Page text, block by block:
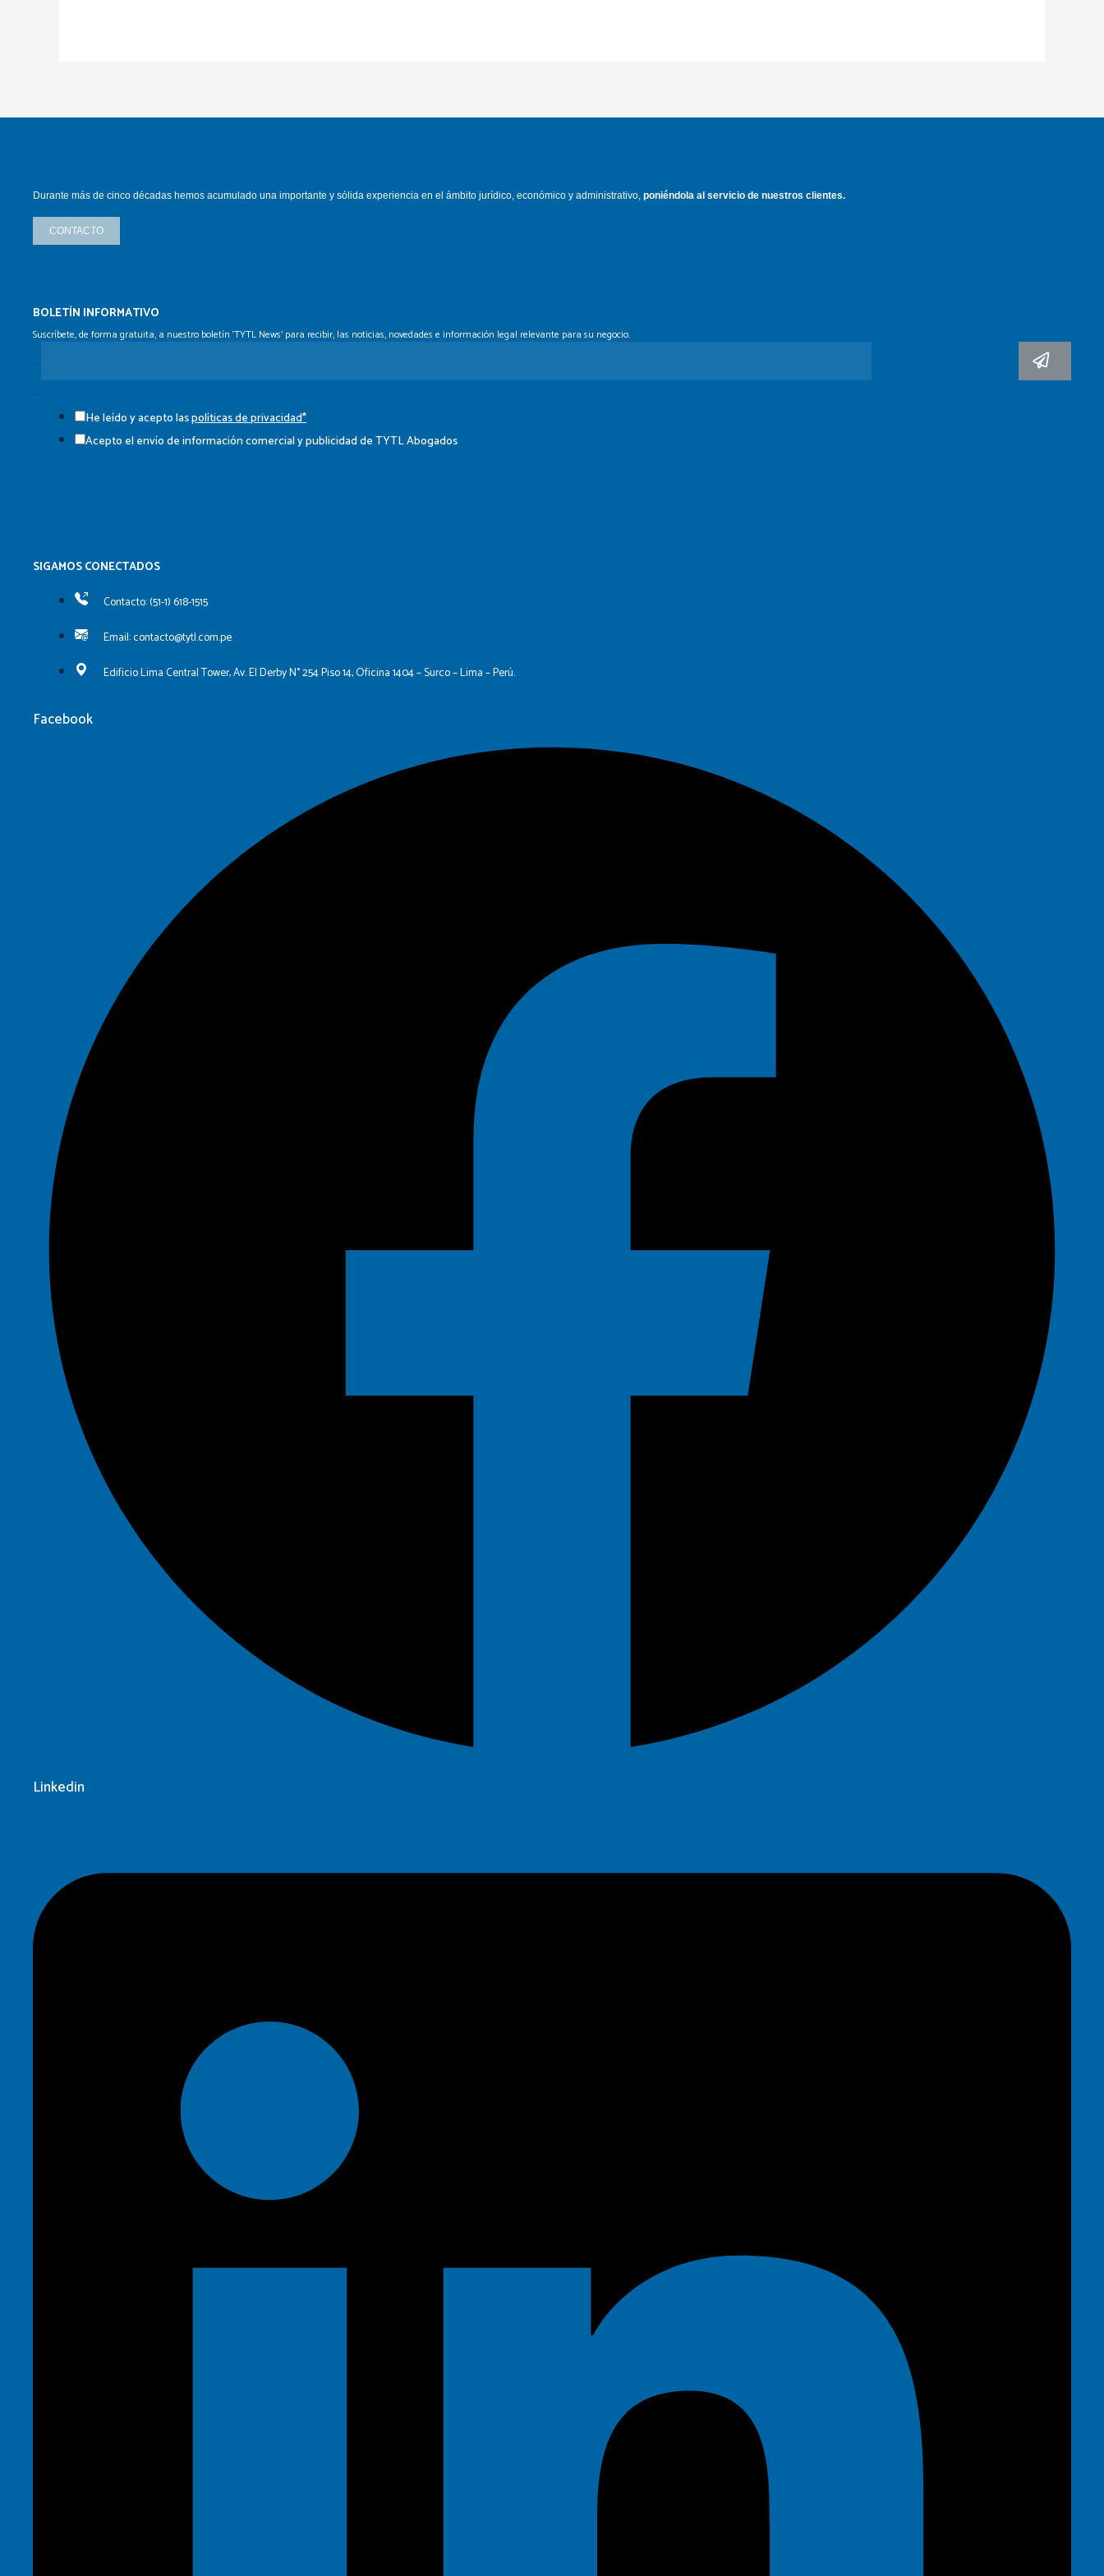
Durante más de cinco décadas hemos acumulado una importante y sólida experiencia en el ámbito jurídico, económico y administrativo, poniéndola al servicio de nuestros clientes.
CONTACTO
BOLETÍN INFORMATIVO
Suscríbete, de forma gratuita, a nuestro boletín ‘TYTL News’ para recibir, las noticias, novedades e información legal relevante para su negocio.
Correo electrónico
Casillas de verificación
He leído y acepto laspolíticas de privacidad*
Acepto el envío de información comercial y publicidad de TYTL Abogados
SIGAMOS CONECTADOS​
Contacto: (51-1) 618-1515
Email: contacto@tytl.com.pe
Edificio Lima Central Tower, Av. El Derby N° 254 Piso 14, Oficina 1404 – Surco – Lima – Perú.
Facebook
Linkedin